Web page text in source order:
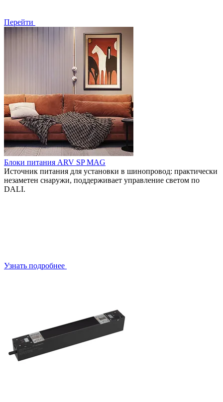
Перейти
Блоки питания ARV SP MAG
Источник питания для установки в шинопровод: практически
незаметен снаружи, поддерживает управление светом по
DALI.
Узнать подробнее